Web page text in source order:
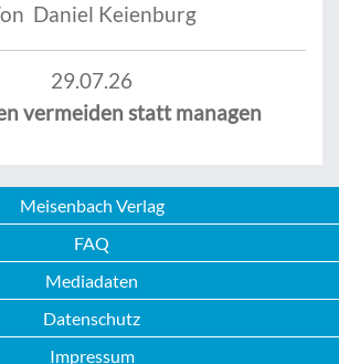
Daniel Keienburg
29.07.26
vermeiden statt managen
Meisenbach Verlag
FAQ
Mediadaten
Datenschutz
Impressum